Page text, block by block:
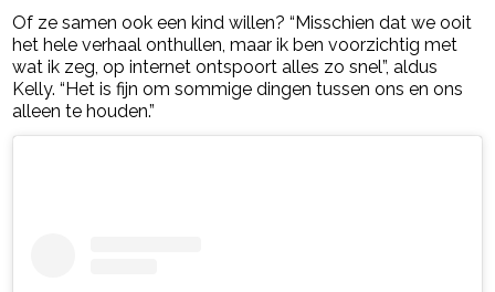
Of ze samen ook een kind willen? “Misschien dat we ooit
het hele verhaal onthullen, maar ik ben voorzichtig met
wat ik zeg, op internet ontspoort alles zo snel”, aldus
Kelly. “Het is fijn om sommige dingen tussen ons en ons
alleen te houden.”